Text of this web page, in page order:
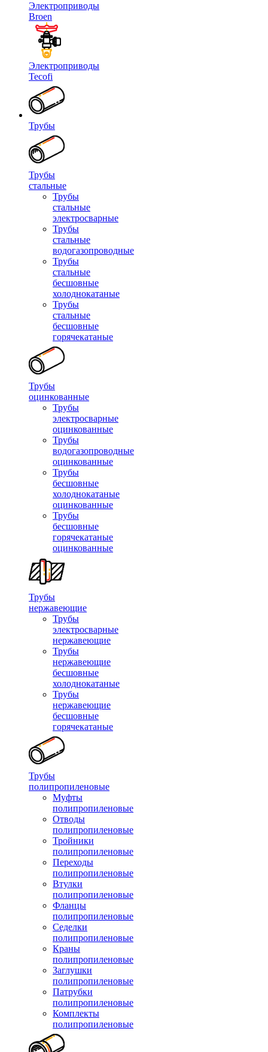
Электроприводы
Broen
Электроприводы
Tecofi
Трубы
Трубы
стальные
Трубы
стальные
электросварные
Трубы
стальные
водогазопроводные
Трубы
стальные
бесшовные
холоднокатаные
Трубы
стальные
бесшовные
горячекатаные
Трубы
оцинкованные
Трубы
электросварные
оцинкованные
Трубы
водогазопроводные
оцинкованные
Трубы
бесшовные
холоднокатаные
оцинкованные
Трубы
бесшовные
горячекатаные
оцинкованные
Трубы
нержавеющие
Трубы
электросварные
нержавеющие
Трубы
нержавеющие
бесшовные
холоднокатаные
Трубы
нержавеющие
бесшовные
горячекатаные
Трубы
полипропиленовые
Муфты
полипропиленовые
Отводы
полипропиленовые
Тройники
полипропиленовые
Переходы
полипропиленовые
Втулки
полипропиленовые
Фланцы
полипропиленовые
Седелки
полипропиленовые
Краны
полипропиленовые
Заглушки
полипропиленовые
Патрубки
полипропиленовые
Комплекты
полипропиленовые